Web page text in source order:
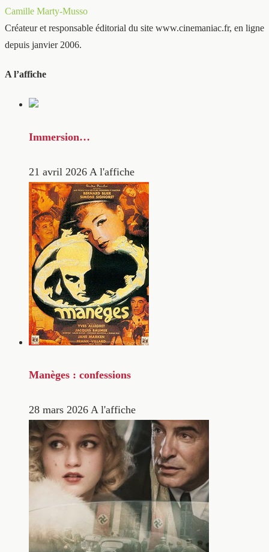
Camille Marty-Musso
Créateur et responsable éditorial du site www.cinemaniac.fr, en ligne
depuis janvier 2006.
A l’affiche
Immersion…
21 avril 2026 A l'affiche
Manèges : confessions
28 mars 2026 A l'affiche